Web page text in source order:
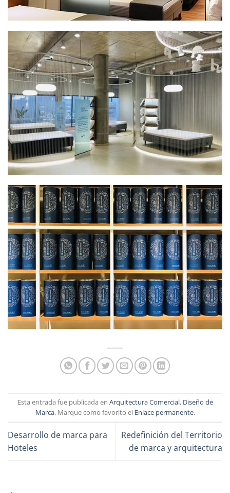
Esta entrada fue publicada en Arquitectura Comercial, Diseño de
Marca. Marque como favorito el Enlace permanente.
Desarrollo de marca para
Hoteles
Redefinición del Territorio
de marca y arquitectura